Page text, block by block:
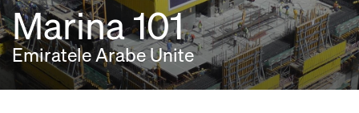
Marina 101
Emiratele Arabe Unite